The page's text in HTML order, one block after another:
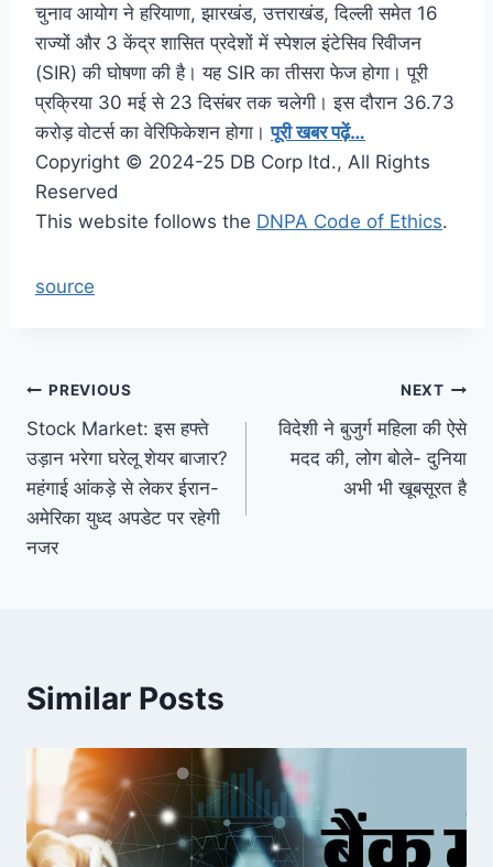
चुनाव आयोग ने हरियाणा, झारखंड, उत्तराखंड, दिल्ली समेत 16
राज्यों और 3 केंद्र शासित प्रदेशों में स्पेशल इंटेसिव रिवीजन
(SIR) की घोषणा की है। यह SIR का तीसरा फेज होगा। पूरी
प्रक्रिया 30 मई से 23 दिसंबर तक चलेगी। इस दौरान 36.73
करोड़ वोटर्स का वेरिफिकेशन होगा।पूरी खबर पढ़ें…
Copyright © 2024-25 DB Corp ltd., All Rights
Reserved
This website follows the DNPA Code of Ethics.
source
Post
navigation
PREVIOUS
Stock Market: इस हफ्ते
उड़ान भरेगा घरेलू शेयर बाजार?
महंगाई आंकड़े से लेकर ईरान-
अमेरिका युध्द अपडेट पर रहेगी
नजर
NEXT
विदेशी ने बुजुर्ग महिला की ऐसे
मदद की, लोग बोले- दुनिया
अभी भी खूबसूरत है
Similar Posts